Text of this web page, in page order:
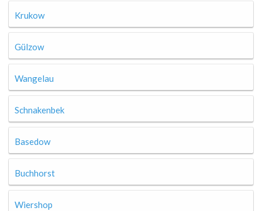
Krukow
Gülzow
Wangelau
Schnakenbek
Basedow
Buchhorst
Wiershop